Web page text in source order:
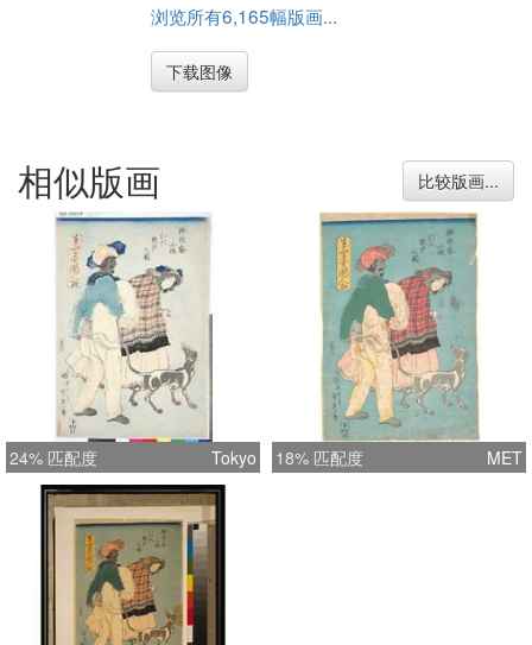
浏览所有6,165幅版画...
下载图像
相似版画 比较版画...
24% 匹配度 Tokyo 18% 匹配度 MET